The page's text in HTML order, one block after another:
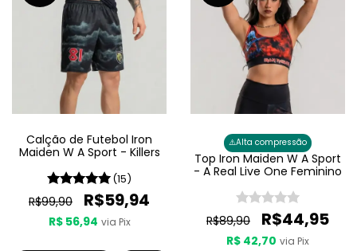
Calção de Futebol Iron
Maiden W A Sport - Killers
(15)
R$99,90 R$59,94
R$ 56,94 via Pix
⚠️Alta compressão
Top Iron Maiden W A Sport
- A Real Live One Feminino
R$89,90 R$44,95
R$ 42,70 via Pix